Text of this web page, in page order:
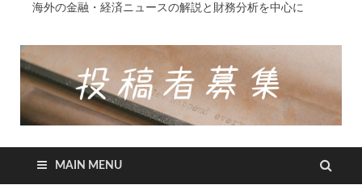
海外の金融・経済ニュースの解説と財務分析を中心に
MAIN MENU